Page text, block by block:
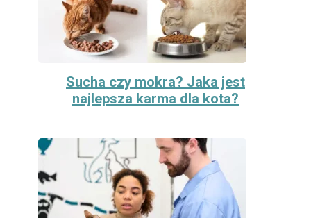
Sucha czy mokra? Jaka jest
najlepsza karma dla kota?